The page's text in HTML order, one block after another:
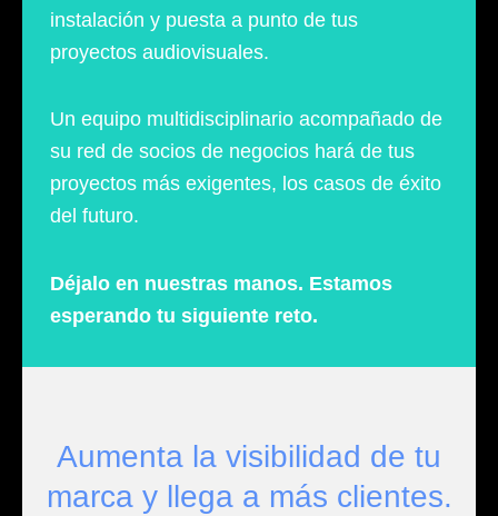
instalación y puesta a punto de tus
proyectos audiovisuales.
Un equipo multidisciplinario acompañado de
su red de socios de negocios hará de tus
proyectos más exigentes, los casos de éxito
del futuro.
Déjalo en nuestras manos. Estamos
esperando tu siguiente reto.
Aumenta la visibilidad de tu
marca y llega a más clientes.